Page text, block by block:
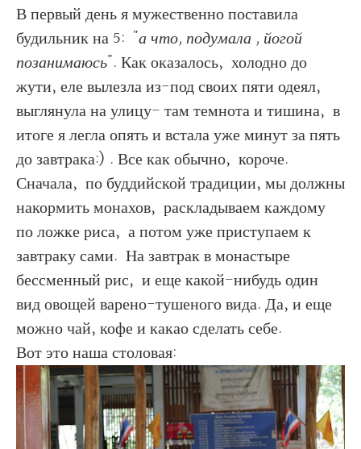
В первый день я мужественно поставила
будильник на 5: "а что, подумала , йогой
позанимаюсь". Как оказалось, холодно до
жути, еле вылезла из-под своих пяти одеял,
выглянула на улицу- там темнота и тишина, в
итоге я легла опять и встала уже минут за пять
до завтрака:) . Все как обычно, короче.
Сначала, по буддийской традиции, мы должны
накормить монахов, раскладываем каждому
по ложке риса, а потом уже приступаем к
завтраку сами. На завтрак в монастыре
бессменный рис, и еще какой-нибудь один
вид овощей варено-тушеного вида. Да, и еще
можно чай, кофе и какао сделать себе.
Вот это наша столовая: